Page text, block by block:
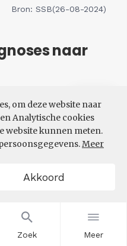
Zoek Meer
om deze website naar
Analytische cookies
website kunnen meten.
Meer
Akkoord
Bron: SSB(26-08-2024)
naar
NAAR
Filters